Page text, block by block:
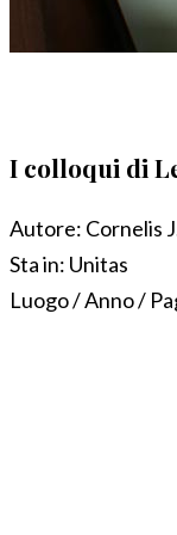
I colloqui di
Autore: Cornelis
Sta in: Unitas
Luogo / Anno /